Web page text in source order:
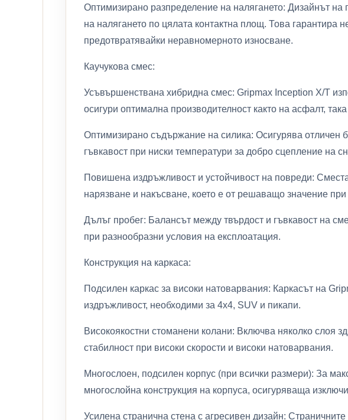
Оптимизирано разпределение на налягането: Дизайнът
на налягането по цялата контактна площ. Това
предотвратявайки неравномерното износване.
Каучукова смес:
Усъвършенствана хибридна смес: Gripmax Inception X/T
осигури оптимална производителност както на асфалт,
Оптимизирано съдържание на силика: Осигурява
гъвкавост при ниски температури за добро сцепление на
Повишена издръжливост и устойчивост на повреди:
нарязване и накъсване, което е от решаващо значение
Дълъг пробег: Балансът между твърдост и гъвкавост на
при разнообразни условия на експлоатация.
Конструкция на каркаса:
Подсилен каркас за високи натоварвания: Каркасът на
издръжливост, необходими за 4x4, SUV и пикапи.
Високоякостни стоманени колани: Включва няколко слоя
стабилност при високи скорости и високи натоварвания.
Многослоен, подсилен корпус (при всички размери): За
многослойна конструкция на корпуса, осигуряваща
Усилена странична стена с агресивен дизайн: